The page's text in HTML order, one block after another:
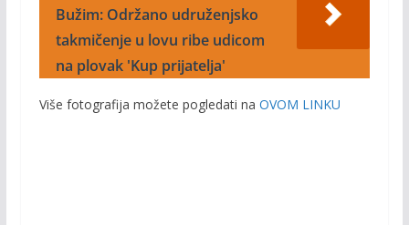
Bužim: Održano udruženjsko
takmičenje u lovu ribe udicom
na plovak 'Kup prijatelja'
Više fotografija možete pogledati na OVOM LINKU